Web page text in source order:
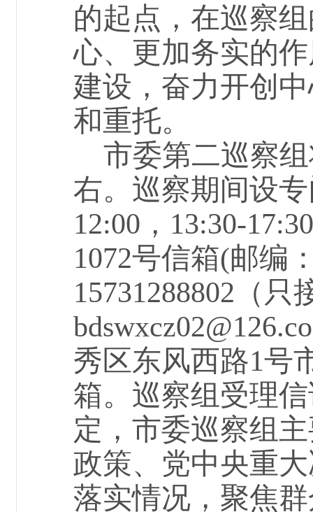
的起点，在巡察
心、更加务实的
建设，奋力开创
和重托。
市委第二巡察
右。巡察期间设
12:00，13:30-
1072号信箱(邮编
15731288802 （
秀区东风西路1号
箱。巡察组受理
定，市委巡察组
政策、党中央重
落实情况，聚焦